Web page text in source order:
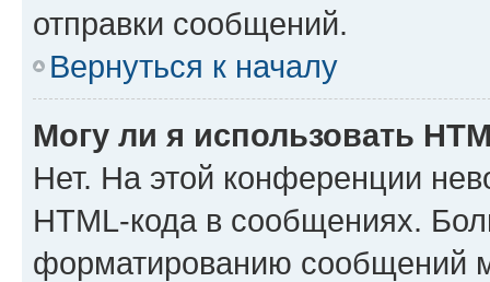
отправки сообщений.
Вернуться к началу
Могу ли я использовать
Нет. На этой конференции
HTML-кода в сообщениях.
форматированию сообщений